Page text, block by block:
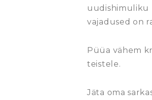
uudishimuliku
vajadused on
Püüa vähem
teistele.
Jäta oma